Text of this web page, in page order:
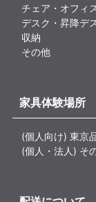
チェア・オフィ
デスク・昇降デ
収納
その他
家具体験場所
(個人向け) 東京
(個人・法人) そ